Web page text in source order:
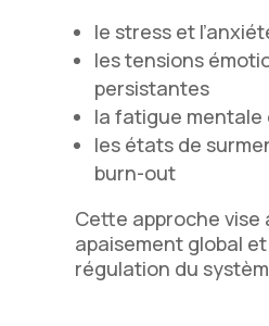
le stress et
les tensions
persistantes
la fatigue mentale
les états de
burn-out
Cette approche vise
apaisement global
régulation du